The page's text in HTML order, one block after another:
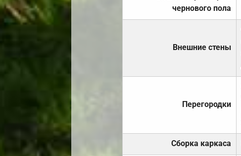
чернового пола
Внешние стены
Перегородки
Сборка каркаса